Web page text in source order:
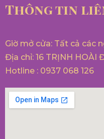
Thông tin
Giờ mở cửa: Tất cả các
Địa chỉ: 16 TRỊNH HOÀI
Hotline : 0937 068 126